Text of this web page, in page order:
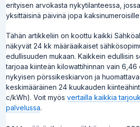
erityisen arvokasta nykytilanteessa,
yksittäisinä päivinä jopa
Tähän artikkeliin on koottu kaikki
näkyvät 24 kk määräaikaiset
edullisuuden mukaan. Kaikkein edullisin
tarjoaa kiinteän kilowattihinnan vain
nykyisen pörssikeskiarvon ja
keskimääräinen 24 kuukauden
c/kWh). Voit myös vertailla kaikkia
palvelussa.